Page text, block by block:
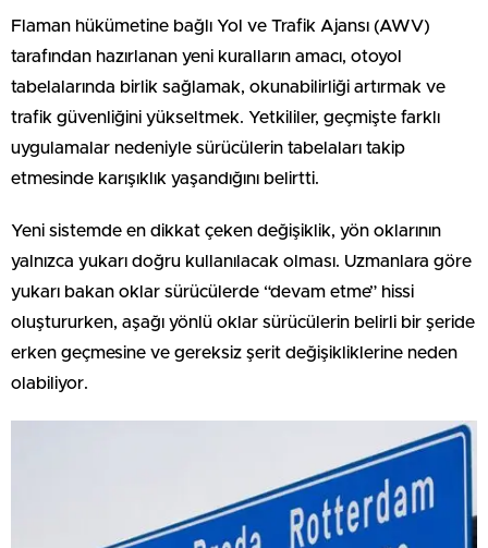
Flaman hükümetine bağlı Yol ve Trafik Ajansı (AWV)
tarafından hazırlanan yeni kuralların amacı, otoyol
tabelalarında birlik sağlamak, okunabilirliği artırmak ve
trafik güvenliğini yükseltmek. Yetkililer, geçmişte farklı
uygulamalar nedeniyle sürücülerin tabelaları takip
etmesinde karışıklık yaşandığını belirtti.
Yeni sistemde en dikkat çeken değişiklik, yön oklarının
yalnızca yukarı doğru kullanılacak olması. Uzmanlara göre
yukarı bakan oklar sürücülerde “devam etme” hissi
oluştururken, aşağı yönlü oklar sürücülerin belirli bir şeride
erken geçmesine ve gereksiz şerit değişikliklerine neden
olabiliyor.